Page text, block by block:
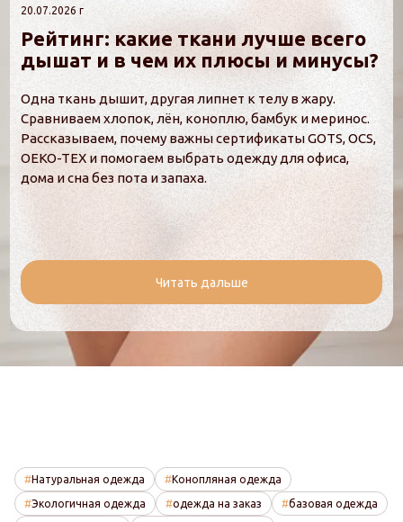
20.07.2026 г
Рейтинг: какие ткани лучше всего
дышат и в чем их плюсы и минусы?
Одна ткань дышит, другая липнет к телу в жару.
Сравниваем хлопок, лён, коноплю, бамбук и меринос.
Рассказываем, почему важны сертификаты GOTS, OCS,
OEKO-TEX и помогаем выбрать одежду для офиса,
дома и сна без пота и запаха.
Читать дальше
Натуральная одежда Конопляная одежда
Экологичная одежда одежда на заказ базовая одежда